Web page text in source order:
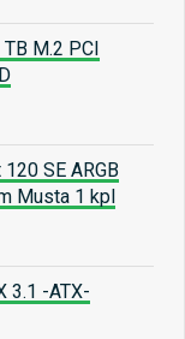
M.2 PCI
SE ARGB
Musta 1 kpl
3.1 -ATX-